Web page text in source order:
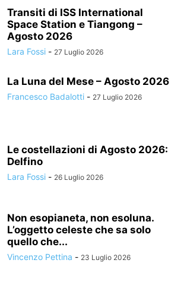
Transiti di ISS International
Space Station e Tiangong –
Agosto 2026
Lara Fossi - 27 Luglio 2026
La Luna del Mese – Agosto 2026
Francesco Badalotti - 27 Luglio 2026
Le costellazioni di Agosto 2026:
Delfino
Lara Fossi - 26 Luglio 2026
Non esopianeta, non esoluna.
L’oggetto celeste che sa solo
quello che...
Vincenzo Pettina - 23 Luglio 2026